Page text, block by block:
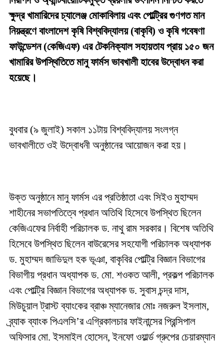
ক্ষুদ্র খামারিদের চ্যালেঞ্জ মোকাবিলায় এবং পোল্ট্রির গুণগত মান
নিয়ন্ত্রণে বাংলাদেশ কৃষি বিশ্ববিদ্যালয় (বাকৃবি) ও কৃষি গবেষণা
ফাউন্ডেশন (কেজিএফ) এর টেকনিক্যাল সহায়তায প্রায় ১৫০ জন
খামারির উপস্থিতিতে মানু ফার্মস ভাবখালী হাবের উদ্বোধন করা
হয়েছে।
বুধবার (৯ জুলাই) সকাল ১১টায় বিশ্ববিদ্যালয় সংলগ্ন
ভাবখালীতে ওই উদ্বোধনী অনুষ্ঠানের আয়োজন করা হয়।
উক্ত অনুষ্ঠানে মানু ফার্মস এর প্রতিষ্ঠাতা এবং সিইও মুহাম্মদ
শাহীনের সভাপতিত্বে প্রধান অতিথি হিসেবে উপস্থিত ছিলেন
কেজিএফের নির্বাহী পরিচালক ড. নাথু রাম সরকার। বিশেষ অতিথি
হিসেবে উপস্থিত ছিলেন বাউরেসের সহযোগী পরিচালক অধ্যাপক
ড. মুহাম্মদ জাভিদুল হক ভূঞা, বাকৃবির পোল্ট্রি বিজ্ঞান বিভাগের
বিভাগীয় প্রধান অধ্যাপক ড. মো. শওকত আলী, প্রকল্প পরিচালক
এবং পোল্ট্রি বিজ্ঞান বিভাগের অধ্যাপক ড. সুবাস চন্দ্র দাস,
মিউচুয়াল ট্রাস্ট ব্যাংকের ব্রাঞ্চ ম্যানেজার মোঃ নজরুল ইসলাম,
ব্র্যাক ব্যাংক পিএলসি’র এগ্রিকালচার ফাইনান্সের প্রিন্সিপাল
অফিসার মো. ইসমাইল হোসেন, ইনফো ওয়ার্ল্ড গ্রুপের চেয়ারম্যান